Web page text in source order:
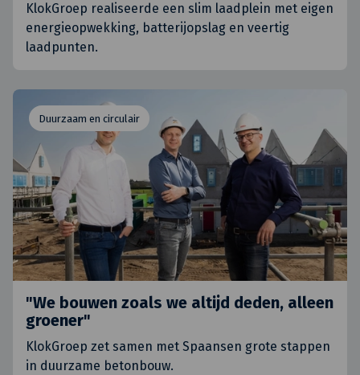
KlokGroep realiseerde een slim laadplein met eigen
energieopwekking, batterijopslag en veertig
laadpunten.
Duurzaam en circulair
"We bouwen zoals we altijd deden, alleen
groener"
KlokGroep zet samen met Spaansen grote stappen
in duurzame betonbouw.